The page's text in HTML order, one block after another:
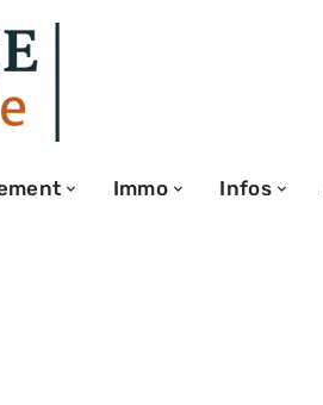
Immo Infos